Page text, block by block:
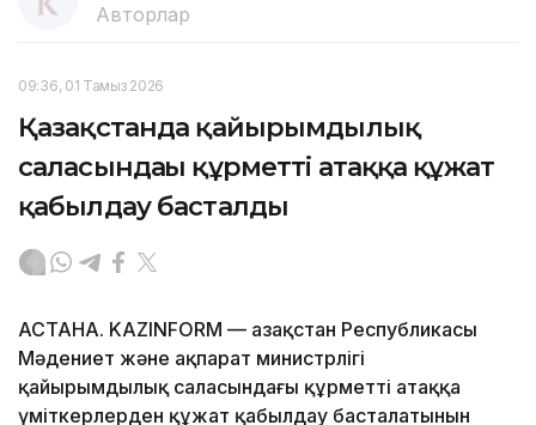
Авторлар
09:36, 01 Тамыз 2026
Қазақстанда қайырымдылық
саласындағы құрметті атаққа құжат
қабылдау басталды
АСТАНА. KAZINFORM — Қазақстан Республикасы
Мәдениет және ақпарат министрлігі
қайырымдылық саласындағы құрметті атаққа
үміткерлерден құжат қабылдау басталатынын